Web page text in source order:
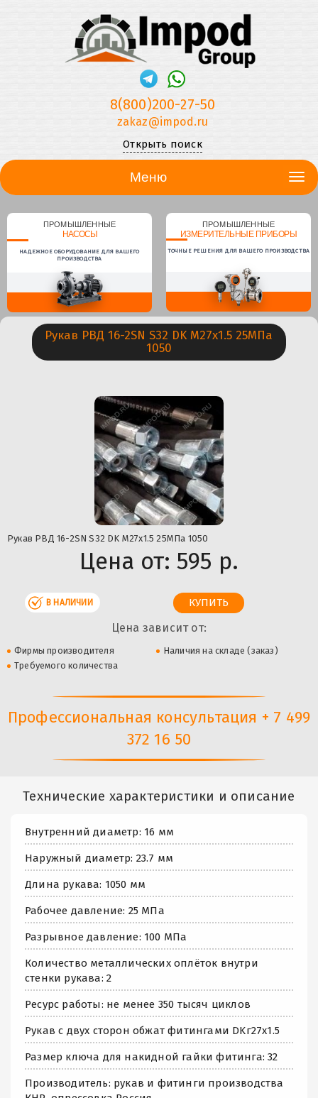
8(800)200-27-50
zakaz@impod.ru
Открыть поиск
Меню
ПРОМЫШЛЕННЫЕ
НАСОСЫ
НАДЕЖНОЕ ОБОРУДОВАНИЕ ДЛЯ ВАШЕГО
ПРОИЗВОДСТВА
ПРОМЫШЛЕННЫЕ
ИЗМЕРИТЕЛЬНЫЕ ПРИБОРЫ
ТОЧНЫЕ РЕШЕНИЯ ДЛЯ ВАШЕГО ПРОИЗВОДСТВА
Рукав РВД 16-2SN S32 DK М27х1.5 25МПа
1050
Рукав РВД 16-2SN S32 DK М27х1.5 25МПа 1050
Цена от: 595 р.
В НАЛИЧИИ
Цена зависит от:
Фирмы производителя
Наличия на складе (заказ)
Требуемого количества
Профессиональная консультация + 7 499
372 16 50
Технические характеристики и описание
Внутренний диаметр: 16 мм
Наружный диаметр: 23.7 мм
Длина рукава: 1050 мм
Рабочее давление: 25 МПа
Разрывное давление: 100 МПа
Количество металлических оплёток внутри
стенки рукава: 2
Ресурс работы: не менее 350 тысяч циклов
Рукав с двух сторон обжат фитингами DKг27х1.5
Размер ключа для накидной гайки фитинга: 32
Производитель: рукав и фитинги производства